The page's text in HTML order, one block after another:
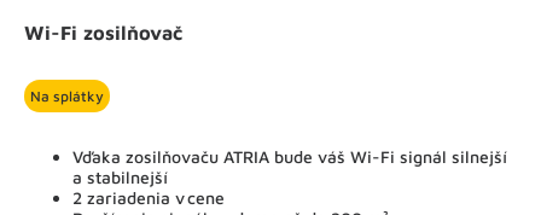
Wi-Fi zosilňovač
Na splátky
Vďaka zosilňovaču ATRIA bude váš Wi-Fi signál silnejší
a stabilnejší
2 zariadenia v cene